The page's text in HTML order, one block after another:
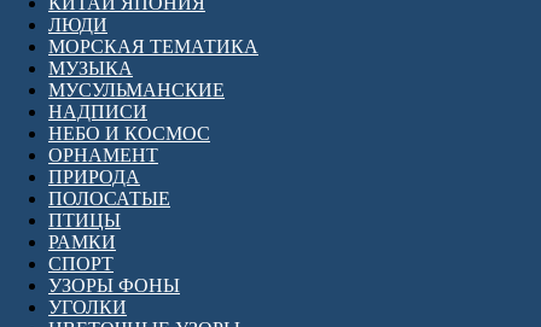
ЛЮДИ
МОРСКАЯ ТЕМАТИКА
МУЗЫКА
МУСУЛЬМАНСКИЕ
НАДПИСИ
НЕБО И КОСМОС
ОРНАМЕНТ
ПРИРОДА
ПОЛОСАТЫЕ
ПТИЦЫ
РАМКИ
СПОРТ
УЗОРЫ ФОНЫ
УГОЛКИ